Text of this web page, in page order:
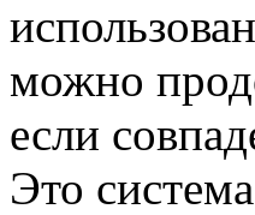
можно
если
Это